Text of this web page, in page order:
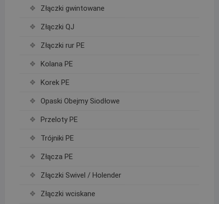
Złączki gwintowane
Złączki QJ
Złączki rur PE
Kolana PE
Korek PE
Opaski Obejmy Siodłowe
Przeloty PE
Trójniki PE
Złącza PE
Złączki Swivel / Holender
Złączki wciskane